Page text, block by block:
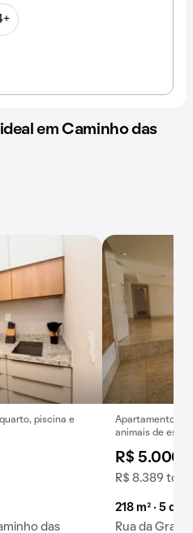
em Caminho das
piscina e
das
Apartamento
animais de
R$ 5.000
R$ 8.389 total
218 m² · 5
Rua da